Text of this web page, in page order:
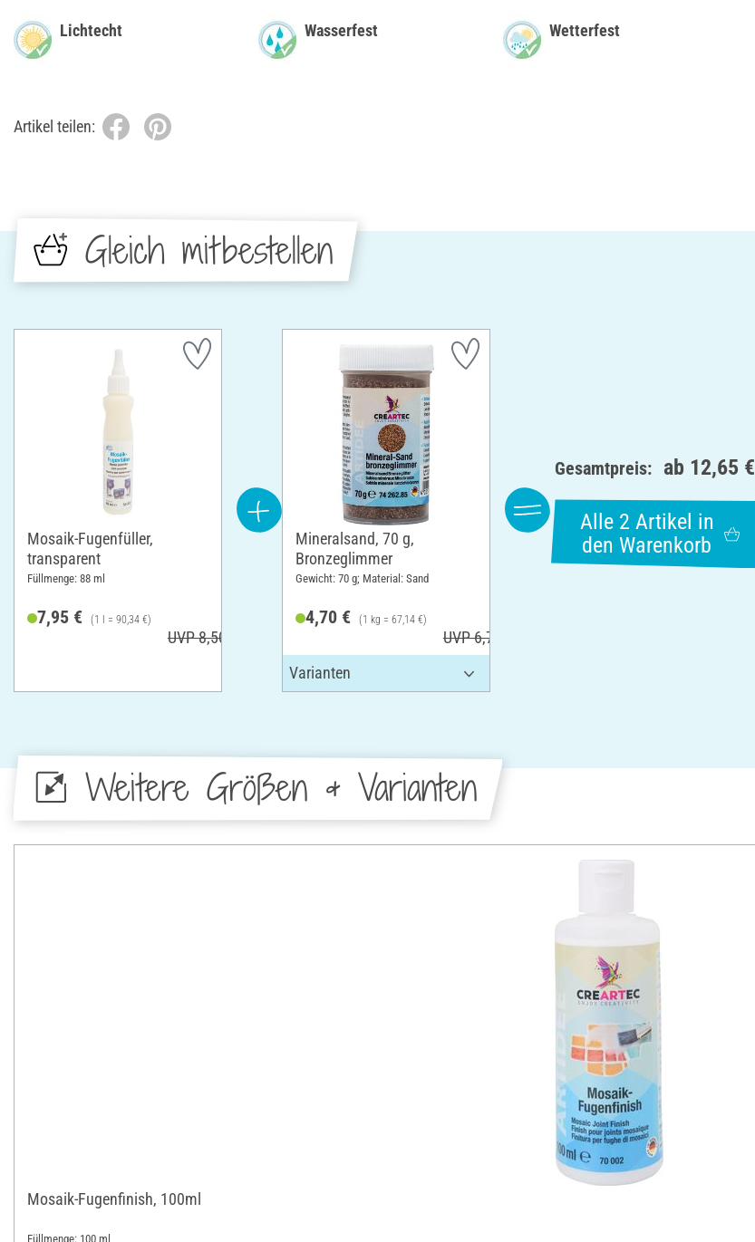
Lichtecht Wasserfest Wetterfest
Artikel teilen:
Gleich mitbestellen
Mosaik-Fugenfüller,
transparent
Füllmenge: 88 ml
7,95 € (1 l = 90,34 €)
UVP 8,50 €
Mineralsand, 70 g,
Bronzeglimmer
Gewicht: 70 g; Material: Sand
4,70 € (1 kg = 67,14 €)
UVP 6,70 €
Gesamtpreis: ab 12,65 €
Alle 2 Artikel in
den Warenkorb
Weitere Größen & Varianten
Mosaik-Fugenfinish, 100ml
Füllmenge: 100 ml